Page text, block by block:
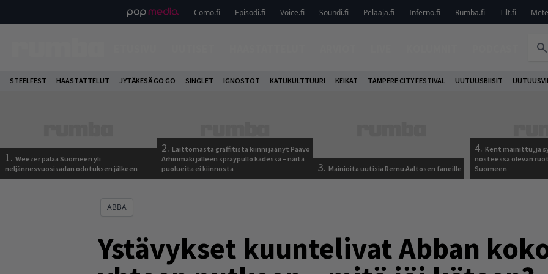
Como.fi Episodi.fi Voice.fi Soundi.fi Pelaaja.fi Inferno.fi Rumba.fi Tilt.fi
STEELFEST HAASTATTELUT JYTÄKESÄ GO GO SINGLET IGNOSTOT KATUKULTTUURI KEIKAT TAMPERE CITY FESTIVAL UUTUUSBIISIT
1. Weezer palaa Suomeen yli
neljännesvuosisadan odotuksen jälkeen
2. Laittomasta graffitista kiinni jäänyt Paavo
Arhinmäki jälleen spraypullo kädessä – näitä
puolueita ei kiinnosta
3. Mainioita uutisia Remu Aaltosen faneille
4. Kent mainittu, ja
nosteessa olevan
Suomeen
ABBA
Ystävykset kuuntelivat Abban